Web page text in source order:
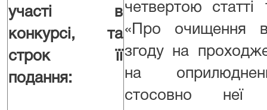
участі в
конкурсі, та
строк її
подання:
четвертою
«Про очищення
згоду на
на
стосовно неї